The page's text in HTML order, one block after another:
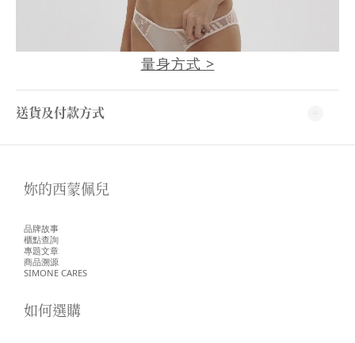
量身方式 >
送貨及付款方式
妳的西蒙佩兒
品牌故事
櫃點查詢
專題文章
商品溯源
SIMONE CARES
如何選購